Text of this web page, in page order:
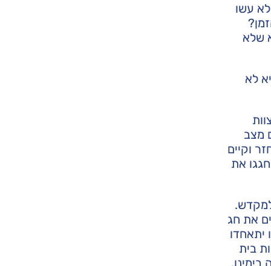
עשו
שלא
לא
מצב
וקיים
את
את חג
יתאחדו
בית